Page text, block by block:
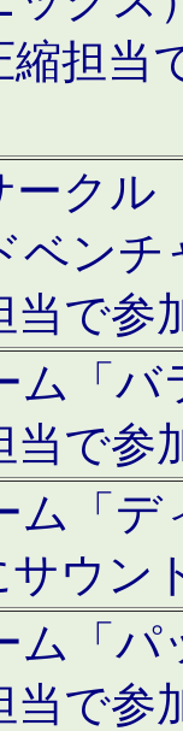
縮担当
ークル
ベン
当で参
ム「
当で参
ム「
ウン
ム「
当で参